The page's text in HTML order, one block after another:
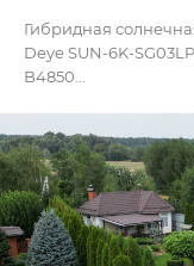
Гибридная
Deye SUN-6K-
B4850...